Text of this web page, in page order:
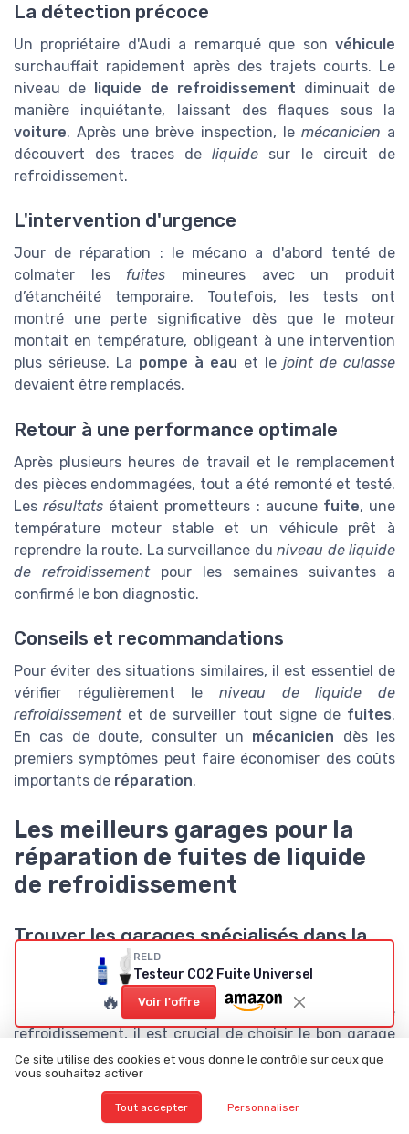
La détection précoce
Un propriétaire d'Audi a remarqué que son véhicule
surchauffait rapidement après des trajets courts. Le
niveau de liquide de refroidissement diminuait de
manière inquiétante, laissant des flaques sous la
voiture. Après une brève inspection, le mécanicien a
découvert des traces de liquide sur le circuit de
refroidissement.
L'intervention d'urgence
Jour de réparation : le mécano a d'abord tenté de
colmater les fuites mineures avec un produit
d’étanchéité temporaire. Toutefois, les tests ont
montré une perte significative dès que le moteur
montait en température, obligeant à une intervention
plus sérieuse. La pompe à eau et le joint de culasse
devaient être remplacés.
Retour à une performance optimale
Après plusieurs heures de travail et le remplacement
des pièces endommagées, tout a été remonté et testé.
Lesrésultats étaient prometteurs : aucune fuite, une
température moteur stable et un véhicule prêt à
reprendre la route. La surveillance du niveau de liquide
de refroidissementpour les semaines suivantes a
confirmé le bon diagnostic.
Conseils et recommandations
Pour éviter des situations similaires, il est essentiel de
vérifier régulièrement le niveau de liquide de
refroidissementet de surveiller tout signe de fuites.
En cas de doute, consulter un mécanicien dès les
premiers symptômes peut faire économiser des coûts
importants de réparation.
Les meilleurs garages pour la
réparation de fuites de liquide
de refroidissement
Trouver les garages spécialisés dans la
réparation des fuites de liquide de
refroidissement
En matière de réparation de fuite de liquide de
refroidissement, il est crucial de choisir le bon garage
pour garantir une réparation efficace et durable. Un
bon point de départ est de vérifier les avis et
recommandations en ligne. Des plateformes comme
Google Reviews ou encore Trustpilot peuvent donner
RELD
Testeur CO2 Fuite Universel
🔥 Voir l'offre
Ce site utilise des cookies et vous donne le contrôle sur ceux que
vous souhaitez activer
Tout accepter Personnaliser